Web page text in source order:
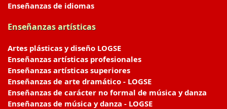
Enseñanzas de idiomas
Enseñanzas artísticas
Artes plásticas y diseño LOGSE
Enseñanzas artísticas profesionales
Enseñanzas artísticas superiores
Enseñanzas de arte dramático - LOGSE
Enseñanzas de carácter no formal de música y danza
Enseñanzas de música y danza - LOGSE